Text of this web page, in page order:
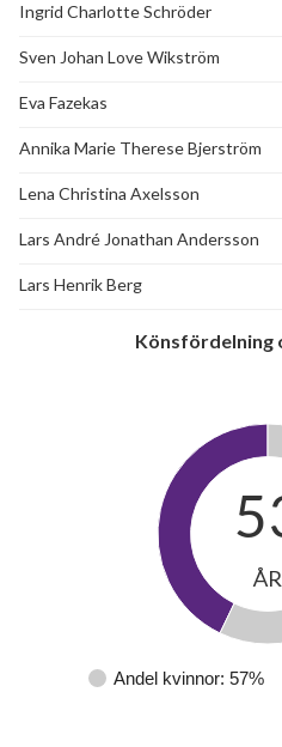
Ingrid Charlotte Schröder
Sven Johan Love Wikström
Eva Fazekas
Annika Marie Therese Bjerström
Lena Christina Axelsson
Lars André Jonathan Andersson
Lars Henrik Berg
Könsfördelning
Andel kvinnor: 57%
ÅR